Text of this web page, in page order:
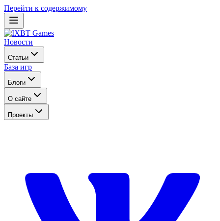
Перейти к содержимому
Новости
Статьи
База игр
Блоги
О сайте
Проекты